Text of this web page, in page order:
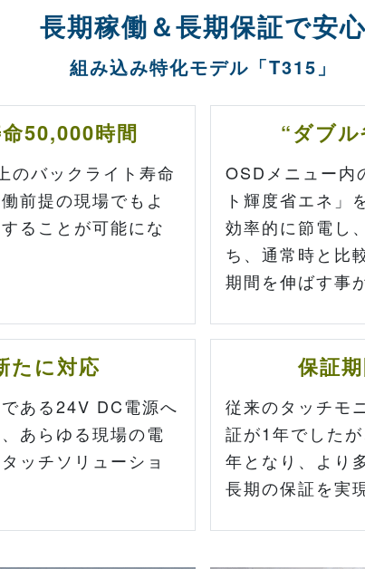
長期稼働＆長期保証で安心
組み込み特化モデル「T315」
50,000時間
のバックライト寿命
前提の現場でもよ
ることが可能にな
“ダブ
OSDメニュー内
ト輝度省エネ」
効率的に節電し
ち、通常時と比
期間を伸ばす事
たに対応
ある24V DC電源へ
あらゆる現場の電
ッチソリューショ
保証
従来のタッチモ
証が1年でした
年となり、より
長期の保証を実